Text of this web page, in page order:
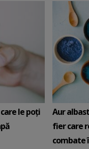
le poți
Aur
fier care
combate